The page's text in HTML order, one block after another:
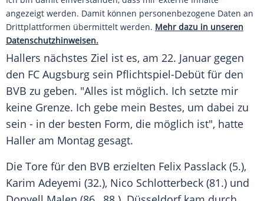
angezeigt werden. Damit können personenbezogene Daten an
Drittplattformen übermittelt werden. Mehr dazu in unseren
Datenschutzhinweisen.
Hallers nächstes Ziel ist es, am 22. Januar gegen
den FC Augsburg sein Pflichtspiel-Debüt für den
BVB zu geben. "Alles ist möglich. Ich setzte mir
keine Grenze. Ich gebe mein Bestes, um dabei zu
sein - in der besten Form, die möglich ist", hatte
Haller am Montag gesagt.
Die Tore für den BVB erzielten Felix Passlack (5.),
Karim Adeyemi (32.), Nico Schlotterbeck (81.) und